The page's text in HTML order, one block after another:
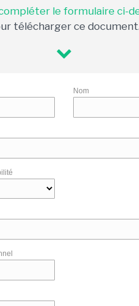
le formulaire ci-
télécharger ce
Nom